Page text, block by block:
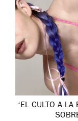
‘EL CULTO A LA